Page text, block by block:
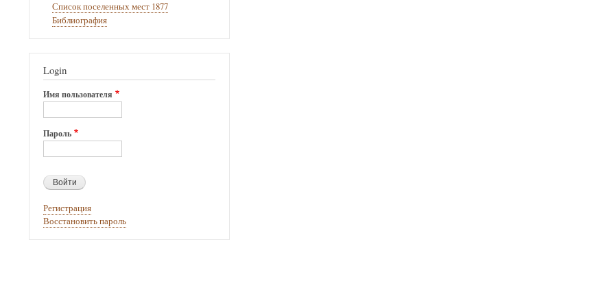
Список поселенных мест 1877
Библиография
Login
Имя пользователя
Пароль
Регистрация
Восстановить пароль